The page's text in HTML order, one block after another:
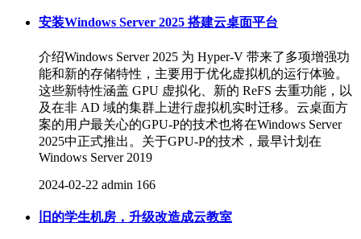
安装Windows Server 2025 搭建云桌面平台
介绍Windows Server 2025 为 Hyper-V 带来了多项增强功
能和新的存储特性，主要用于优化虚拟机的运行体验。
这些新特性涵盖 GPU 虚拟化、新的 ReFS 去重功能，以
及在非 AD 域的集群上进行虚拟机实时迁移。云桌面方
案的用户最关心的GPU-P的技术也将在Windows Server
2025中正式推出。关于GPU-P的技术，最早计划在
Windows Server 2019
2024-02-22 admin 166
旧的学生机房，升级改造成云教室